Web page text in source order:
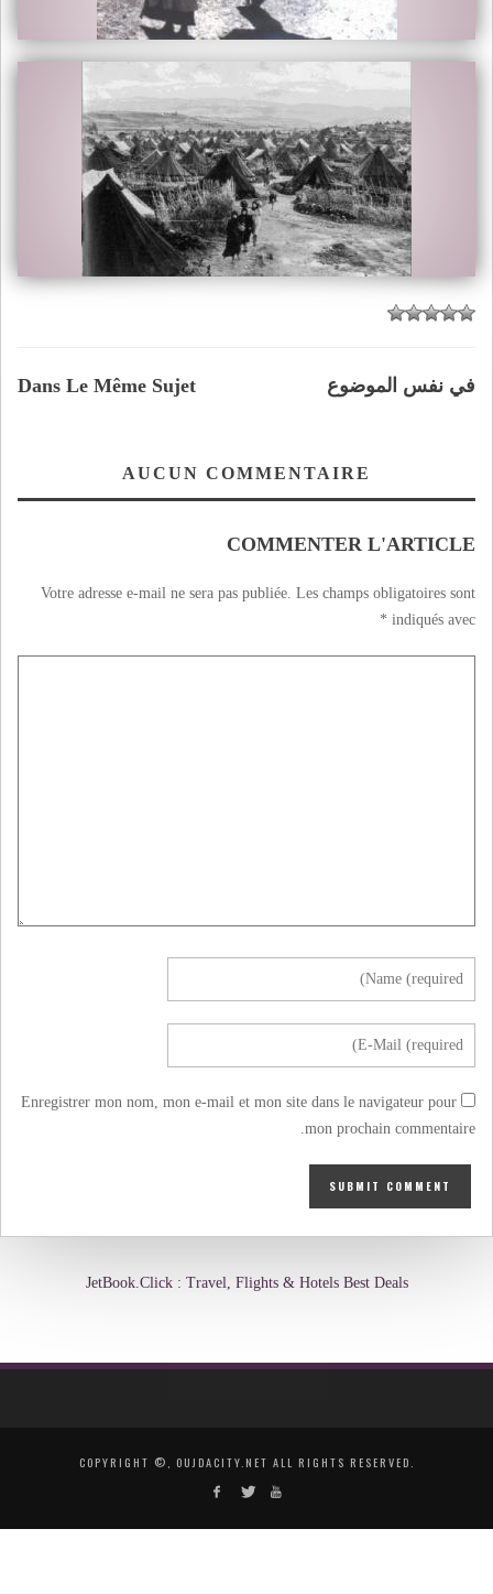
Dans Le Même Sujet في نفس الموضوع
AUCUN COMMENTAIRE
COMMENTER L'ARTICLE
Votre adresse e-mail ne sera pas publiée. Les champs obligatoires sont
indiqués avec
*
Enregistrer mon nom, mon e-mail et mon site dans le navigateur pour
mon prochain commentaire.
JetBook.Click : Travel, Flights & Hotels Best Deals
COPYRIGHT ©, OUJDACITY.NET ALL RIGHTS RESERVED.